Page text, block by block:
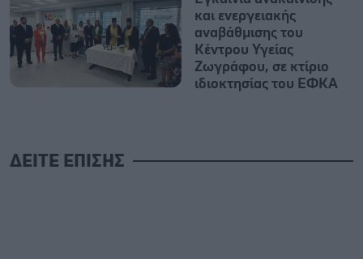
και ενεργειακής
αναβάθμισης του
Κέντρου Υγείας
Ζωγράφου, σε κτίριο
ιδιοκτησίας του ΕΦΚΑ
ΔΕΙΤΕ ΕΠΙΣΗΣ